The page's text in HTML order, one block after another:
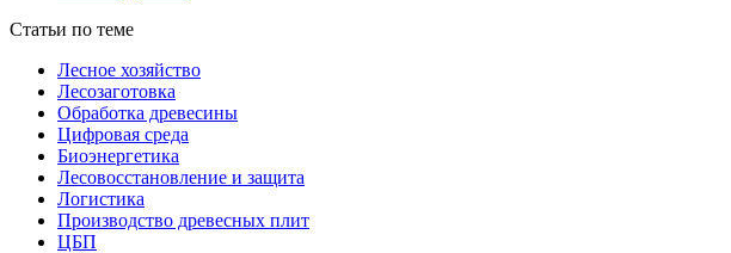
Статьи по теме
Лесное хозяйство
Лесозаготовка
Обработка древесины
Цифровая среда
Биоэнергетика
Лесовосстановление и защита
Логистика
Производство древесных плит
ЦБП